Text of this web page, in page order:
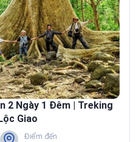
2 Ngày 1 Đêm | Treking
Giao
Điểm đến